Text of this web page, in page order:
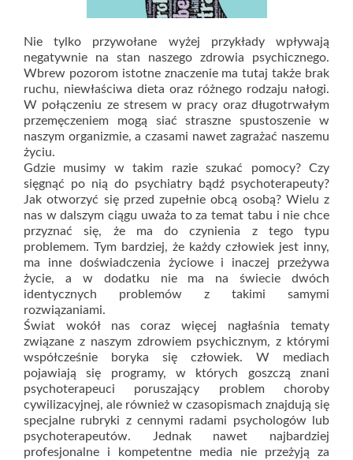
Nie tylko przywołane wyżej przykłady wpływają
negatywnie na stan naszego zdrowia psychicznego.
Wbrew pozorom istotne znaczenie ma tutaj także brak
ruchu, niewłaściwa dieta oraz różnego rodzaju nałogi.
W połączeniu ze stresem w pracy oraz długotrwałym
przemęczeniem mogą siać straszne spustoszenie w
naszym organizmie, a czasami nawet zagrażać naszemu
życiu.
Gdzie musimy w takim razie szukać pomocy? Czy
sięgnąć po nią do psychiatry bądź psychoterapeuty?
Jak otworzyć się przed zupełnie obcą osobą? Wielu z
nas w dalszym ciągu uważa to za temat tabu i nie chce
przyznać się, że ma do czynienia z tego typu
problemem. Tym bardziej, że każdy człowiek jest inny,
ma inne doświadczenia życiowe i inaczej przeżywa
życie, a w dodatku nie ma na świecie dwóch
identycznych problemów z takimi samymi
rozwiązaniami.
Świat wokół nas coraz więcej nagłaśnia tematy
związane z naszym zdrowiem psychicznym, z którymi
współcześnie boryka się człowiek. W mediach
pojawiają się programy, w których goszczą znani
psychoterapeuci poruszający problem choroby
cywilizacyjnej, ale również w czasopismach znajdują się
specjalne rubryki z cennymi radami psychologów lub
psychoterapeutów. Jednak nawet najbardziej
profesjonalne i kompetentne media nie przeżyją za